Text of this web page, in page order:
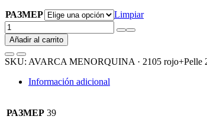
РАЗМЕР
Limpiar
AVARCA
MENORQUINA
·
2105
rojo+Pelle
oro
Añadir al carrito
SKU: AVARCA MENORQUINA · 2105 rojo+Pelle
Información adicional
РАЗМЕР 39